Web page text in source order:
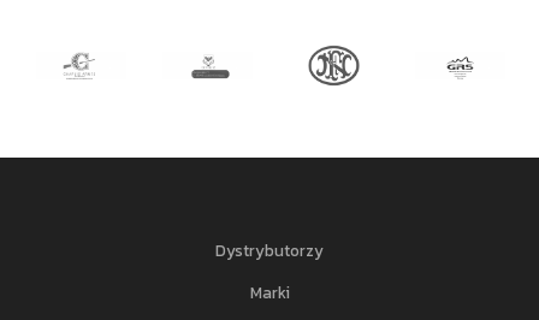
Dystrybutorzy
Marki